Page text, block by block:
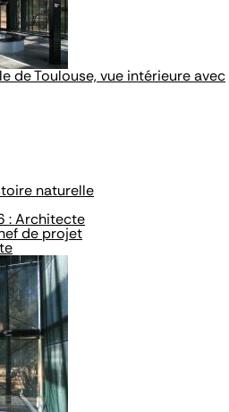
de Toulouse, vue intérieure avec
naturelle
: Architecte
de projet